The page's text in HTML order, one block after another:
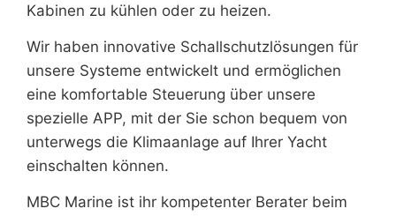
Kabinen zu kühlen oder zu heizen.
Wir haben innovative Schallschutzlösungen für
unsere Systeme entwickelt und ermöglichen
eine komfortable Steuerung über unsere
spezielle APP, mit der Sie schon bequem von
unterwegs die Klimaanlage auf Ihrer Yacht
einschalten können.
MBC Marine ist ihr kompetenter Berater beim